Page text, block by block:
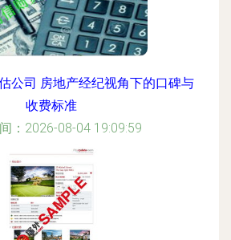
公司 房地产经纪视角下的口碑与
收费标准
：2026-08-04 19:09:59